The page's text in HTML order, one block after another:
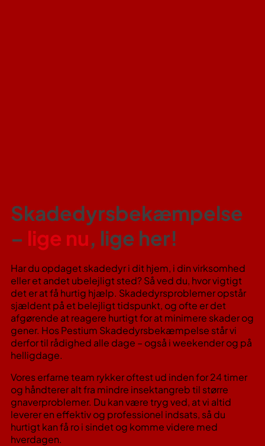
Skadedyrsbekæmpelse
– lige nu, lige her!
Har du opdaget skadedyr i dit hjem, i din virksomhed
eller et andet ubelejligt sted? Så ved du, hvor vigtigt
det er at få hurtig hjælp. Skadedyrsproblemer opstår
sjældent på et belejligt tidspunkt, og ofte er det
afgørende at reagere hurtigt for at minimere skader og
gener. Hos Pestium Skadedyrsbekæmpelse står vi
derfor til rådighed alle dage – også i weekender og på
helligdage.
Vores erfarne team rykker oftest ud inden for 24 timer
og håndterer alt fra mindre insektangreb til større
gnaverproblemer. Du kan være tryg ved, at vi altid
leverer en effektiv og professionel indsats, så du
hurtigt kan få ro i sindet og komme videre med
hverdagen.